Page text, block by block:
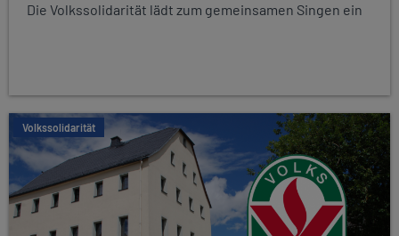
Die Volkssolidarität lädt zum gemeinsamen Singen ein
Volkssolidarität